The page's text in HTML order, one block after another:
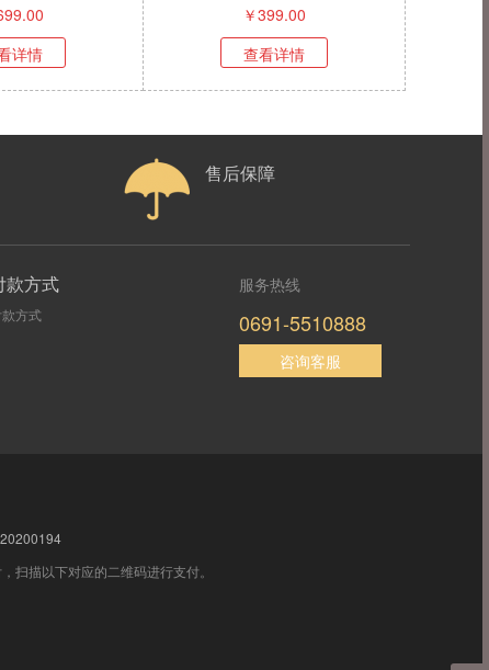
详情
￥399.00
查看详情
售后保障
款方式
方式
服务热线
0691-5510888
咨询客服
扫描以下对应的二维码进行支付。